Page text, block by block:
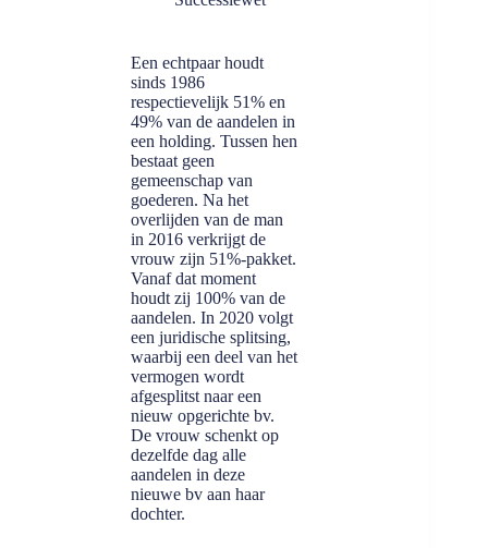
Een echtpaar houdt
sinds 1986
respectievelijk 51% en
49% van de aandelen in
een holding. Tussen hen
bestaat geen
gemeenschap van
goederen. Na het
overlijden van de man
in 2016 verkrijgt de
vrouw zijn 51%-pakket.
Vanaf dat moment
houdt zij 100% van de
aandelen. In 2020 volgt
een juridische splitsing,
waarbij een deel van het
vermogen wordt
afgesplitst naar een
nieuw opgerichte bv.
De vrouw schenkt op
dezelfde dag alle
aandelen in deze
nieuwe bv aan haar
dochter.